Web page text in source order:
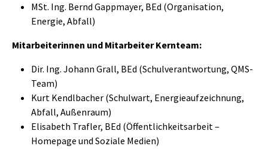
MSt. Ing. Bernd Gappmayer, BEd (Organisation,
Energie, Abfall)
Mitarbeiterinnen und Mitarbeiter Kernteam:
Dir. Ing. Johann Grall, BEd (Schulverantwortung, QMS-
Team)
Kurt Kendlbacher (Schulwart, Energieaufzeichnung,
Abfall, Außenraum)
Elisabeth Trafler, BEd (Öffentlichkeitsarbeit –
Homepage und Soziale Medien)